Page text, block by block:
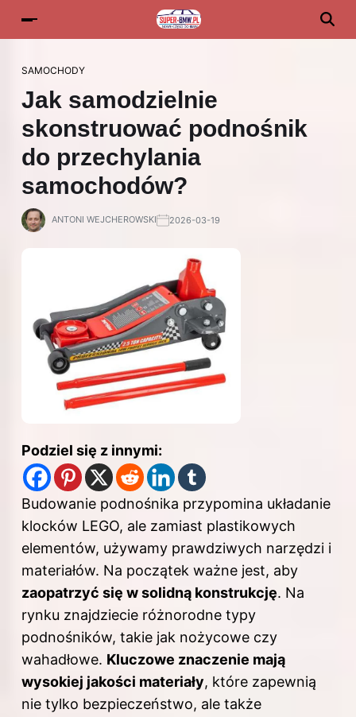
SAMOCHODY
Jak samodzielnie
skonstruować podnośnik
do przechylania
samochodów?
ANTONI WEJCHEROWSKI 2026-03-19
Podziel się z innymi:
Budowanie podnośnika przypomina układanie
klocków LEGO, ale zamiast plastikowych
elementów, używamy prawdziwych narzędzi i
materiałów. Na początek ważne jest, aby
zaopatrzyć się w solidną konstrukcję. Na
rynku znajdziecie różnorodne typy
podnośników, takie jak nożycowe czy
wahadłowe. Kluczowe znaczenie mają
wysokiej jakości materiały, które zapewnią
nie tylko bezpieczeństwo, ale także